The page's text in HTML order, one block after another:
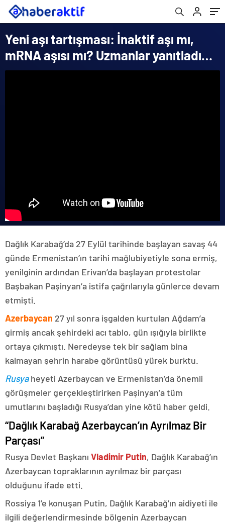
Yeni aşı tartışması: İnaktif aşı mı,
mRNA aşısı mı? Uzmanlar yanıtladı…
Dağlık Karabağ’da 27 Eylül tarihinde başlayan savaş 44
günde Ermenistan’ın tarihi mağlubiyetiyle sona ermiş,
yenilginin ardından Erivan’da başlayan protestolar
Başbakan Paşinyan’a istifa çağrılarıyla günlerce devam
etmişti.
Azerbaycan 27 yıl sonra işgalden kurtulan Ağdam’a
girmiş ancak şehirdeki acı tablo, gün ışığıyla birlikte
ortaya çıkmıştı. Neredeyse tek bir sağlam bina
kalmayan şehrin harabe görüntüsü yürek burktu.
Rusyaheyeti Azerbaycan ve Ermenistan’da önemli
görüşmeler gerçekleştirirken Paşinyan’a tüm
umutlarını başladığı Rusya’dan yine kötü haber geldi.
“Dağlık Karabağ Azerbaycan’ın Ayrılmaz Bir
Parçası”
Rusya Devlet Başkanı Vladimir Putin, Dağlık Karabağ’ın
Azerbaycan topraklarının ayrılmaz bir parçası
olduğunu ifade etti.
Rossiya 1’e konuşan Putin, Dağlık Karabağ’ın aidiyeti ile
ilgili değerlendirmesinde bölgenin Azerbaycan